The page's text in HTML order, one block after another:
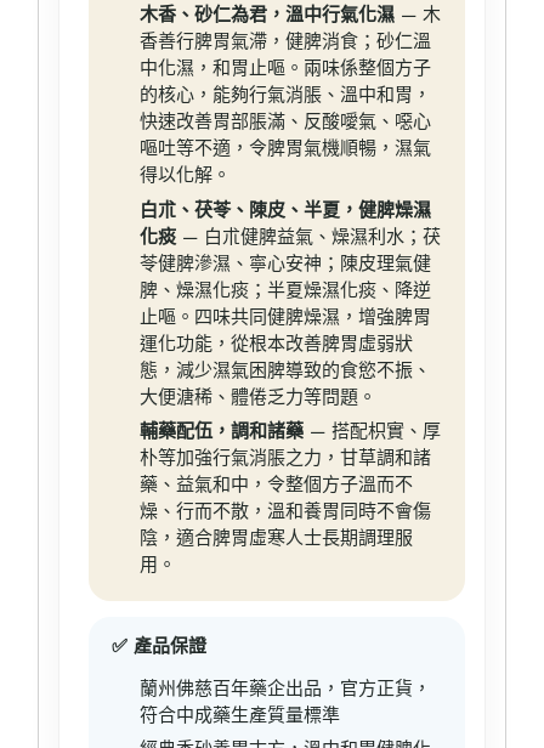
木香、砂仁為君，溫中行氣化濕— 木
香善行脾胃氣滯，健脾消食；砂仁溫
中化濕，和胃止嘔。兩味係整個方子
的核心，能夠行氣消脹、溫中和胃，
快速改善胃部脹滿、反酸噯氣、噁心
嘔吐等不適，令脾胃氣機順暢，濕氣
得以化解。
白朮、茯苓、陳皮、半夏，健脾燥濕
化痰— 白朮健脾益氣、燥濕利水；茯
苓健脾滲濕、寧心安神；陳皮理氣健
脾、燥濕化痰；半夏燥濕化痰、降逆
止嘔。四味共同健脾燥濕，增強脾胃
運化功能，從根本改善脾胃虛弱狀
態，減少濕氣困脾導致的食慾不振、
大便溏稀、體倦乏力等問題。
輔藥配伍，調和諸藥— 搭配枳實、厚
朴等加強行氣消脹之力，甘草調和諸
藥、益氣和中，令整個方子溫而不
燥、行而不散，溫和養胃同時不會傷
陰，適合脾胃虛寒人士長期調理服
用。
✅ 產品保證
蘭州佛慈百年藥企出品，官方正貨，
符合中成藥生產質量標準